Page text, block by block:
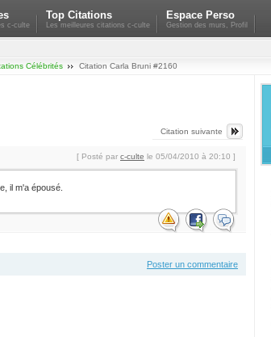
c-culte
Top Citations
Les meilleures citations c-culte
Espace Perso
Gestion des murs, Profil
Célébrités Citation Carla Bruni #2160
Citation suivante
[ Posté par c-culte le 05/04/2010 à 20:10 ]
il m'a épousé.
Poster un commentaire